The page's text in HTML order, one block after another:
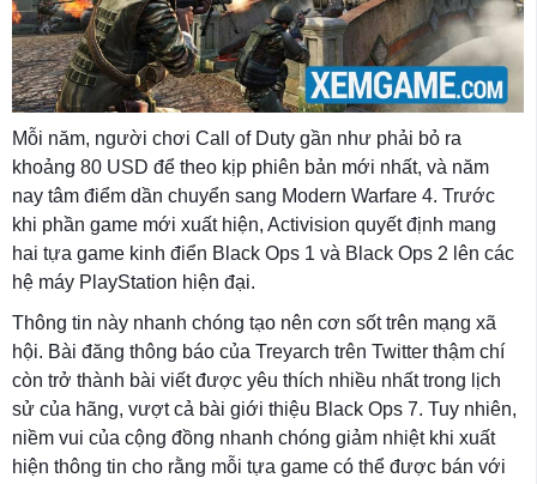
Mỗi năm, người chơi Call of Duty gần như phải bỏ ra
khoảng 80 USD để theo kịp phiên bản mới nhất, và năm
nay tâm điểm dần chuyển sang Modern Warfare 4. Trước
khi phần game mới xuất hiện, Activision quyết định mang
hai tựa game kinh điển Black Ops 1 và Black Ops 2 lên các
hệ máy PlayStation hiện đại.
Thông tin này nhanh chóng tạo nên cơn sốt trên mạng xã
hội. Bài đăng thông báo của Treyarch trên Twitter thậm chí
còn trở thành bài viết được yêu thích nhiều nhất trong lịch
sử của hãng, vượt cả bài giới thiệu Black Ops 7. Tuy nhiên,
niềm vui của cộng đồng nhanh chóng giảm nhiệt khi xuất
hiện thông tin cho rằng mỗi tựa game có thể được bán với